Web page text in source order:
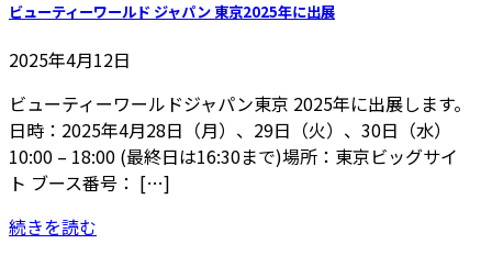
ビューティーワールド ジャパン 東京2025年に出展
2025年4月12日
ビューティーワールドジャパン東京 2025年に出展します。
日時：2025年4月28日（月）、29日（火）、30日（水）
10:00 – 18:00 (最終日は16:30まで)場所：東京ビッグサイ
ト ブース番号： […]
続きを読む